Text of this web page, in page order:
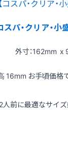
スパ・クリア・
外寸：162mm
16mm お手頃価格
人前に最適なサイ